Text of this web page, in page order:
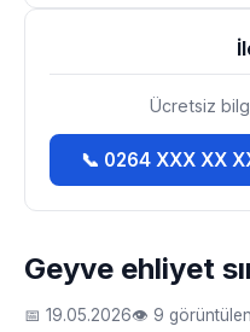
Geyve ehliyet
📅 19.05.2026👁 9
Ücretsiz
📞 0264 XXX XX